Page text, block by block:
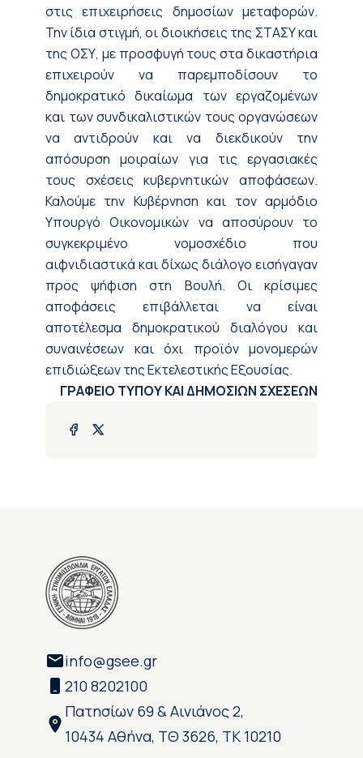
στις επιχειρήσεις δημοσίων μεταφορών.
Την ίδια στιγμή, οι διοικήσεις της ΣΤΑΣΥ και
της ΟΣΥ, με προσφυγή τους στα δικαστήρια
επιχειρούν να παρεμποδίσουν το
δημοκρατικό δικαίωμα των εργαζομένων
και των συνδικαλιστικών τους οργανώσεων
να αντιδρούν και να διεκδικούν την
απόσυρση μοιραίων για τις εργασιακές
τους σχέσεις κυβερνητικών αποφάσεων.
Καλούμε την Κυβέρνηση και τον αρμόδιο
Υπουργό Οικονομικών να αποσύρουν το
συγκεκριμένο νομοσχέδιο που
αιφνιδιαστικά και δίχως διάλογο εισήγαγαν
προς ψήφιση στη Βουλή. Οι κρίσιμες
αποφάσεις επιβάλλεται να είναι
αποτέλεσμα δημοκρατικού διαλόγου και
συναινέσεων και όχι προϊόν μονομερών
επιδιώξεων της Εκτελεστικής Εξουσίας.
ΓΡΑΦΕΙΟ ΤΥΠΟΥ ΚΑΙ ΔΗΜΟΣΙΩΝ ΣΧΕΣΕΩΝ
info@gsee.gr
210 8202100
Πατησίων 69 & Αινιάνος 2,
10434 Αθήνα, ΤΘ 3626, ΤΚ 10210